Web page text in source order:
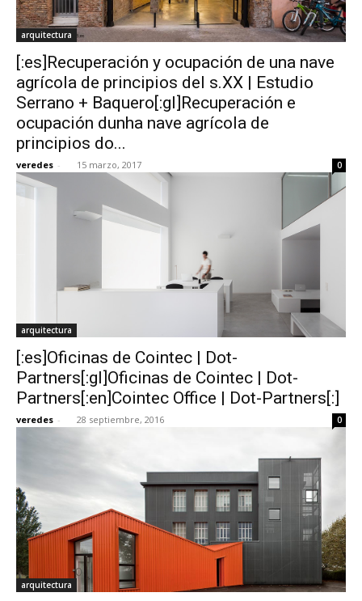
arquitectura
[:es]Recuperación y ocupación de una nave
agrícola de principios del s.XX | Estudio
Serrano + Baquero[:gl]Recuperación e
ocupación dunha nave agrícola de
principios do...
veredes - 15 marzo, 2017 0
arquitectura
[:es]Oficinas de Cointec | Dot-
Partners[:gl]Oficinas de Cointec | Dot-
Partners[:en]Cointec Office | Dot-Partners[:]
veredes - 28 septiembre, 2016 0
arquitectura